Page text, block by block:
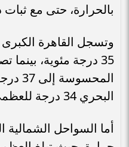
بالحرارة، حتى مع
وتسجل القاهرة
35 درجة مئوية،
البحري 34 درجة للعظمى و36 درجة للمحسوسة.
أما السواحل